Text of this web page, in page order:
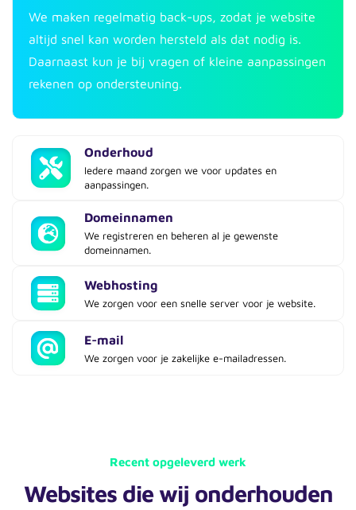
We maken regelmatig back-ups, zodat je website
altijd snel kan worden hersteld als dat nodig is.
Daarnaast kun je bij vragen of kleine aanpassingen
rekenen op ondersteuning.
Onderhoud
Iedere maand zorgen we voor updates en
aanpassingen.
Domeinnamen
We registreren en beheren al je gewenste
domeinnamen.
Webhosting
We zorgen voor een snelle server voor je website.
E-mail
We zorgen voor je zakelijke e-mailadressen.
Recent opgeleverd werk
Websites die wij onderhouden